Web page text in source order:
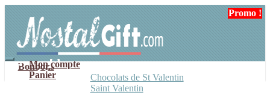
navigation
contenu
Mon compte
Panier
Bonbons
Chocolats de St Valentin
Saint Valentin
Promo !